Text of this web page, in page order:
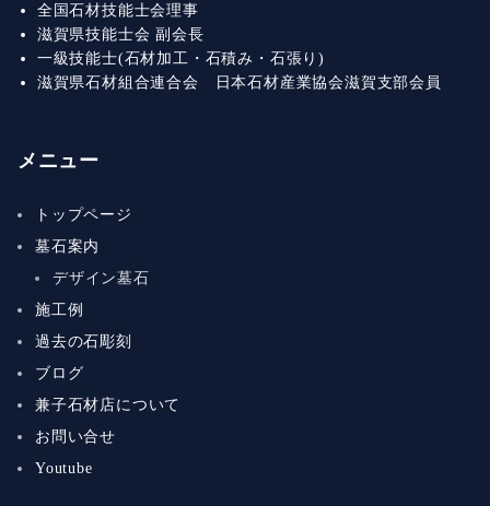
全国石材技能士会理事
滋賀県技能士会 副会長
一級技能士(石材加工・石積み・石張り)
滋賀県石材組合連合会 日本石材産業協会滋賀支部会員
メニュー
トップページ
墓石案内
デザイン墓石
施工例
過去の石彫刻
ブログ
兼子石材店について
お問い合せ
Youtube